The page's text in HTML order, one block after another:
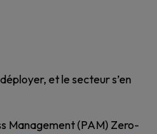
et le secteur s’en
Management (PAM) Zero-